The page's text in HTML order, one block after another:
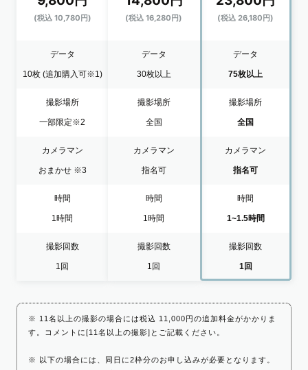
(税込 10,780円)
データ
10枚 (追加購入可※1)
撮影場所
一部限定※2
カメラマン
おまかせ ※3
時間
1時間
撮影回数
1回
(税込 16,280円)
データ
30枚以上
撮影場所
全国
カメラマン
指名可
時間
1時間
撮影回数
1回
(税込 26,180円)
データ
75枚以上
撮影場所
全国
カメラマン
指名可
時間
1~1.5時間
撮影回数
1回
※ 11名以上の撮影の場合には税込 11,000円の追加料金がかかりま
す。コメントに[11名以上の撮影]とご記載ください。
※ 以下の場合には、同日に2枠分のお申し込みが必要となります。